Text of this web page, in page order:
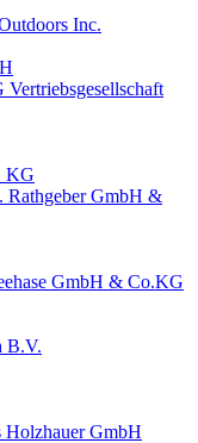
Inc.
Vertriebsgesellschaft
KG
Rathgeber GmbH &
GmbH & Co.KG
B.V.
Holzhauer GmbH